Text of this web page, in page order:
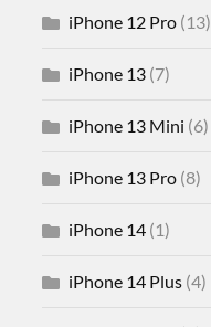
iPhone 12 Pro (13)
iPhone 13 (7)
iPhone 13 Mini (6)
iPhone 13 Pro (8)
iPhone 14 (1)
iPhone 14 Plus (4)